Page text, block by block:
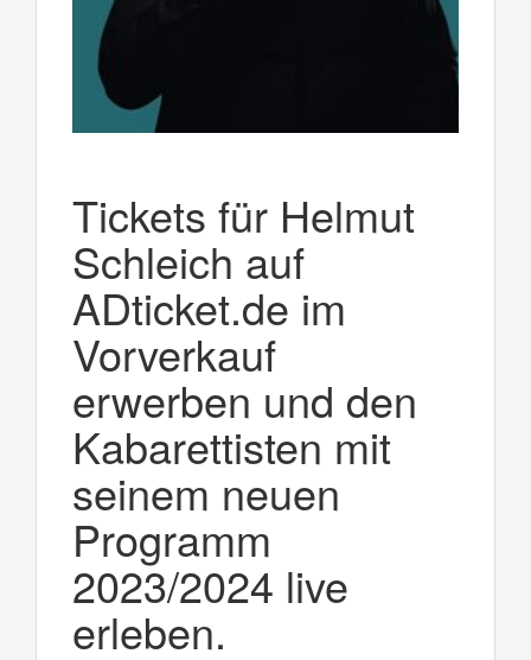
Tickets für Helmut
Schleich auf
ADticket.de im
Vorverkauf
erwerben und den
Kabarettisten mit
seinem neuen
Programm
2023/2024 live
erleben.